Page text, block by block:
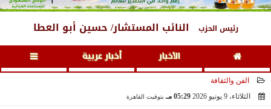
رئيس الحزب النائب المستشار/ حسين أبو العطا
الأخبار أخبار عربية
الفن والثقافة
الثلاثاء، 9 يونيو 2026
05:29 مـ بتوقيت القاهرة